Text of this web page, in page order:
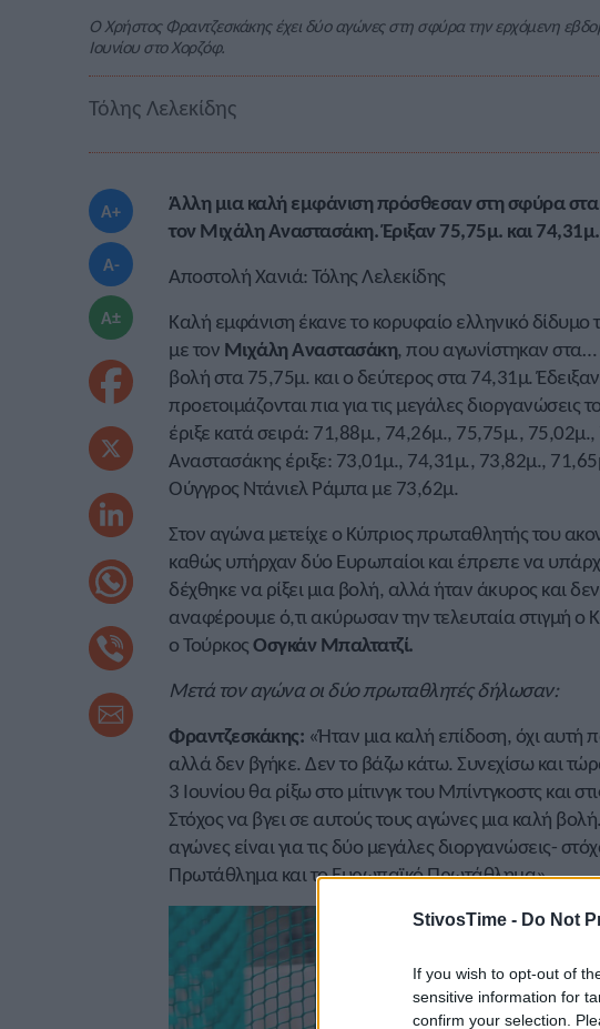
StivosTime - Do Not
If you wish to opt-out of
sensitive information for
confirm your selection.
Ο Χρήστος Φραντζεσκάκης έχει δύο αγώνες στη σφύρα την ερχόμενη
Ιουνίου στο Χορζόφ.
Τόλης Λελεκίδης
A+
A-
A±
Άλλη μια καλή εμφάνιση πρόσθεσαν στη σφύρα
τον Μιχάλη Αναστασάκη. Έριξαν 75,75μ. και 74,31μ.
Αποστολή Χανιά: Τόλης Λελεκίδης
Καλή εμφάνιση έκανε το κορυφαίο ελληνικό δίδυμο
με τον Μιχάλη Αναστασάκη, που αγωνίστηκαν στα…
βολή στα 75,75μ. και ο δεύτερος στα 74,31μ.
προετοιμάζονται πια για τις μεγάλες
έριξε κατά σειρά: 71,88μ., 74,26μ., 75,75μ.,
Αναστασάκης έριξε: 73,01μ., 74,31μ., 73,82μ.,
Ούγγρος Ντάνιελ Ράμπα με 73,62μ.
Στον αγώνα μετείχε ο Κύπριος πρωταθλητής του
καθώς υπήρχαν δύο Ευρωπαίοι και έπρεπε να
δέχθηκε να ρίξει μια βολή, αλλά ήταν άκυρος και
αναφέρουμε ό,τι ακύρωσαν την τελευταία στιγμή ο
ο ΤούρκοςΟσγκάν Μπαλτατζί.
Μετά τον αγώνα οι δύο πρωταθλητές δήλωσαν:
Φραντζεσκάκης: «Ήταν μια καλή επίδοση, όχι
αλλά δεν βγήκε. Δεν το βάζω κάτω. Συνεχίσω και
3 Ιουνίου θα ρίξω στο μίτινγκ του Μπίντγκοστς και
Στόχος να βγει σε αυτούς τους αγώνες μια καλή
αγώνες είναι για τις δύο μεγάλες διοργανώσεις-
Πρωτάθλημα και το Ευρωπαϊκό Πρωτάθλημα».